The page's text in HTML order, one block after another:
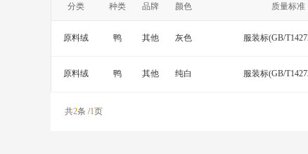
分类 种类 品牌 颜色 质量标准
原料绒 鸭 其他 灰色 服装标(GB/
原料绒 鸭 其他 纯白 服装标(GB/
共2条 /1页